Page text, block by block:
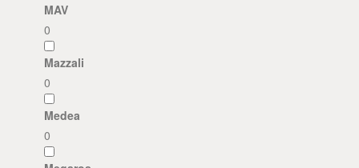
MAV
0
Mazzali
0
Medea
0